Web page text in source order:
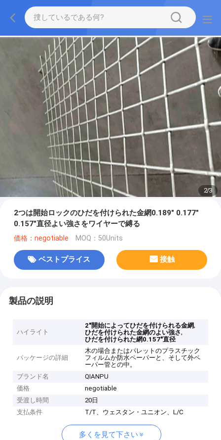
2/3
2つは開始ロックのひだを付けられた金網0.189" 0.177"
0.157"直径よい強さをワイヤーで縛る
価格：negotiable MOQ：50Units
ベストプライス 接触
製品の説明
ハイライト
2"開始によってひだを付けられる金網,
ひだを付けられた金網のよい強さ,
ひだを付けられた網0.157"直径
パッケージの詳細
木の場合またはパレットのプラスチック
フィルムか防水ペーパーと、そして外ペ
ーパー管との中。
ブランド名
QIANPU
価格
negotiable
受渡し時間
20日
支払条件
T/T、ウェスタン・ユニオン、L/C
多くを見て下さい